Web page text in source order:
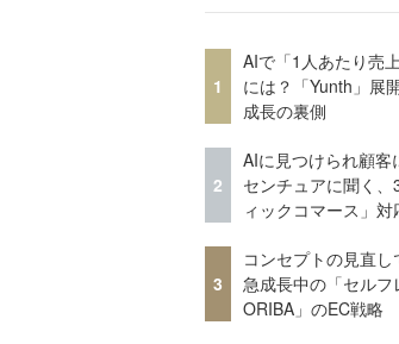
1
AIで「1人あたり売
には？「Yunth」展
成長の裏側
2
AIに見つけられ顧客
センチュアに聞く
ィックコマース」対
3
コンセプトの見直
急成長中の「セル
ORIBA」のEC戦略